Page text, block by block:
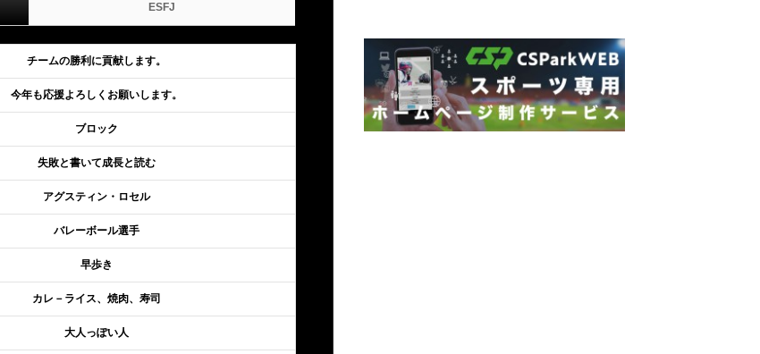
ESFJ
チームの勝利に貢献します。
今年も応援よろしくお願いします。
ブロック
失敗と書いて成長と読む
アグスティン・ロセル
バレーボール選手
早歩き
カレ－ライス、焼肉、寿司
大人っぽい人